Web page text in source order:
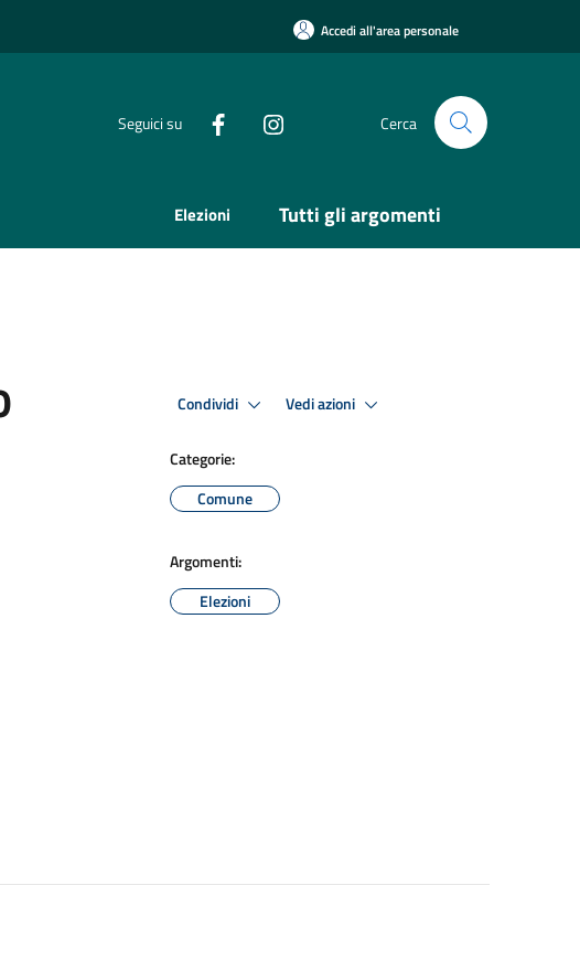
Accedi all'area personale
Seguici su Cerca
Elezioni Tutti gli argomenti
Condividi Vedi azioni
Categorie:
Comune
Argomenti:
Elezioni